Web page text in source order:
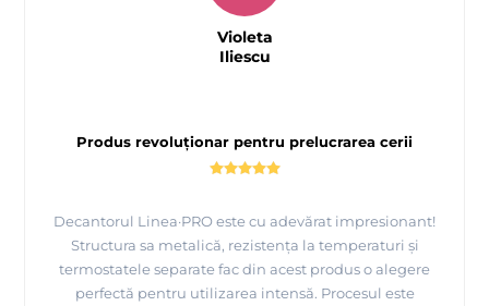
Produs revoluționar pentru prelucrarea cerii
Decantorul Linea·PRO este cu adevărat impresionant!
Structura sa metalică, rezistența la temperaturi și
termostatele separate fac din acest produs o alegere
perfectă pentru utilizarea intensă. Procesul este
Violeta
Iliescu